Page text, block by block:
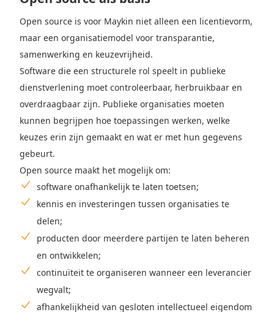
Open source is voor Maykin niet alleen een licentievorm,
maar een organisatiemodel voor transparantie,
samenwerking en keuzevrijheid.
Software die een structurele rol speelt in publieke
dienstverlening moet controleerbaar, herbruikbaar en
overdraagbaar zijn. Publieke organisaties moeten
kunnen begrijpen hoe toepassingen werken, welke
keuzes erin zijn gemaakt en wat er met hun gegevens
gebeurt.
Open source maakt het mogelijk om:
software onafhankelijk te laten toetsen;
kennis en investeringen tussen organisaties te
delen;
producten door meerdere partijen te laten beheren
en ontwikkelen;
continuïteit te organiseren wanneer een leverancier
wegvalt;
afhankelijkheid van gesloten intellectueel eigendom